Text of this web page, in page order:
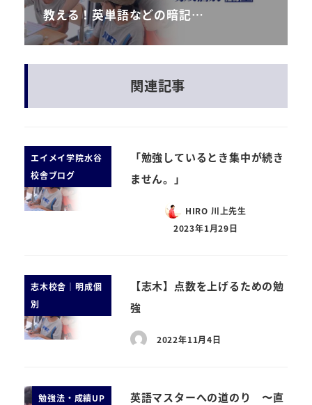
教える！英単語などの暗記…
関連記事
エイメイ学院水谷
校舎ブログ
「勉強しているとき集中が続き
ません。」
HIRO 川上先生
2023年1月29日
志木校舎｜明成個
別
【志木】点数を上げるための勉
強
2022年11月4日
勉強法・成績UP
英語マスターへの道のり 〜直